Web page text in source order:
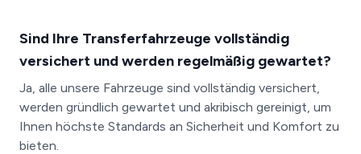
Sind Ihre Transferfahrzeuge vollständig
versichert und werden regelmäßig gewartet?
Ja, alle unsere Fahrzeuge sind vollständig versichert,
werden gründlich gewartet und akribisch gereinigt, um
Ihnen höchste Standards an Sicherheit und Komfort zu
bieten.